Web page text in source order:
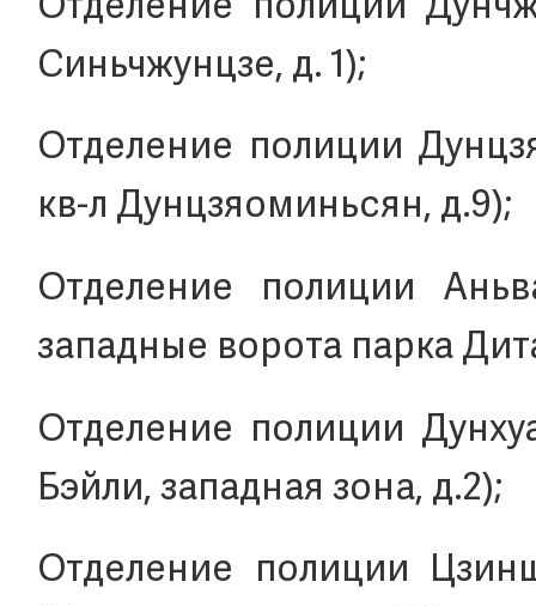
Синьчжунцзе, д. 1);
Отделение полиции
кв-л Дунцзяоминьсян, д.9);
Отделение полиции
западные ворота парка
Отделение полиции
Бэйли, западная зона, д.2);
Отделение полиции